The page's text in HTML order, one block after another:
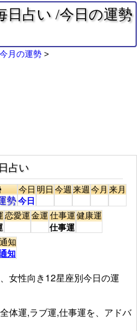
日占い /今日の運勢
今月の運勢
占い
勢
今日
今日
明日今週来週今月来月
恋愛運金運仕事運
仕事運
健康運
知
知
女性向き12星座別今日の運
体運,ラブ運,仕事運を、アドバ